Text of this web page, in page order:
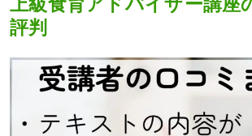
上級食育アドバイザー講座
評判